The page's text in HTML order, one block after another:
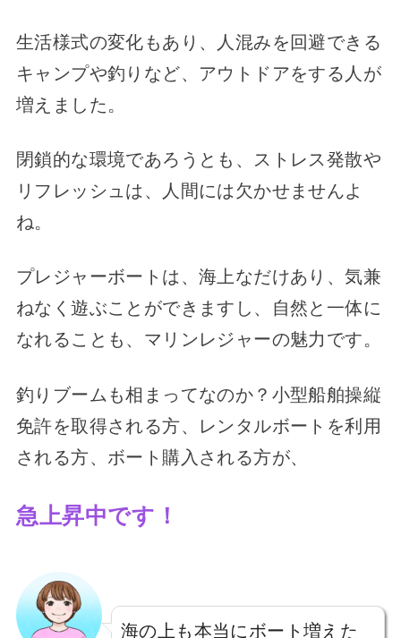
生活様式の変化もあり、人混みを回避できる
キャンプや釣りなど、アウトドアをする人が
増えました。
閉鎖的な環境であろうとも、ストレス発散や
リフレッシュは、人間には欠かせませんよ
ね。
プレジャーボートは、海上なだけあり、気兼
ねなく遊ぶことができますし、自然と一体に
なれることも、マリンレジャーの魅力です。
釣りブームも相まってなのか？小型船舶操縦
免許を取得される方、レンタルボートを利用
される方、ボート購入される方が、
急上昇中です！
海の上も本当にボート増えた